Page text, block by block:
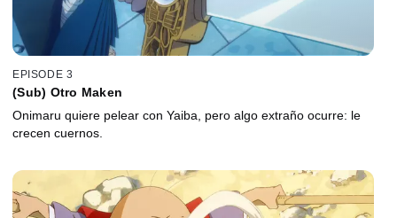
EPISODE 3
(Sub) Otro Maken
Onimaru quiere pelear con Yaiba, pero algo extraño ocurre: le
crecen cuernos.